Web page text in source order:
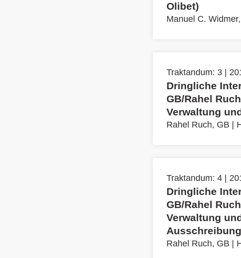
Olibet)
Manuel C.
Traktandum: 3 |
Dringliche
GB/Rahel
Verwaltung
Rahel Ruch, GB
Traktandum: 4 |
Dringliche
GB/Rahel
Verwaltung
Rahel Ruch, GB